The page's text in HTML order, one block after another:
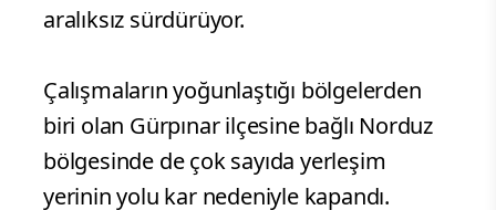
aralıksız sürdürüyor.
Çalışmaların yoğunlaştığı bölgelerden
biri olan Gürpınar ilçesine bağlı Norduz
bölgesinde de çok sayıda yerleşim
yerinin yolu kar nedeniyle kapandı.